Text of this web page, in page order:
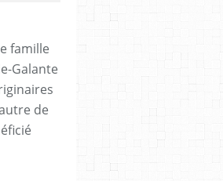
famille
Galante
de